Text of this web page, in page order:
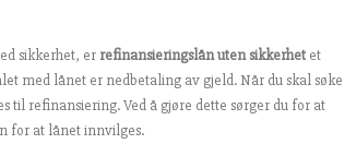
sikkerhet, er refinansieringslån uten sikkerhet et
med lånet er nedbetaling av gjeld. Når du skal søke
refinansiering. Ved å gjøre dette sørger du for at
for at lånet innvilges.